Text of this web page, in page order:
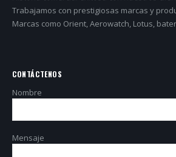
Trabajamos con prestigiosas marcas y
Marcas como Orient, Aerowatch, Lotus,
CONTÁCTENOS
Nombre
Mensaje